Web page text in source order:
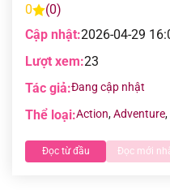
0
(0)
Cập nhật:2026-04-29
Lượt xem:23
Tác giả:Đang cập nhật
Thể loại:Action,Adventure,
Đọc từ đầu Đọc mới